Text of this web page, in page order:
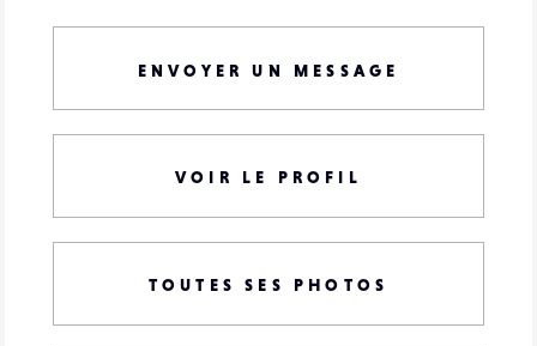
ENVOYER UN MESSAGE
VOIR LE PROFIL
TOUTES SES PHOTOS